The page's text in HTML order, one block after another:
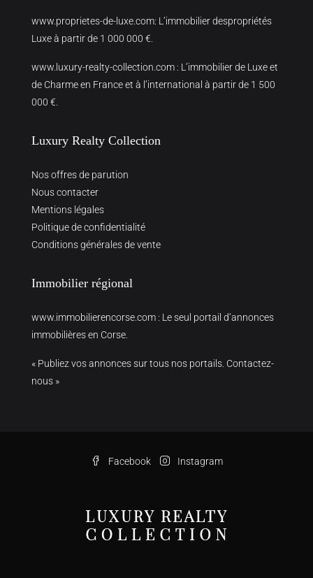
www.proprietes-de-luxe.com: L’immobilier despropriétés
Luxe à partir de 1 000 000 €.
www.luxury-realty-collection.com : L’immobilier de Luxe et
de Charme en France et à l’international à partir de 1 500
000 €.
Luxury Realty Collection
Nos offres de parution
Nous contacter
Mentions légales
Politique de confidentialité
Conditions générales de vente
Immobilier régional
www.immobilierencorse.com : Le seul portail d’annonces
immobilières en Corse.
« Publiez vos annonces sur tous nos portails. Contactez-
nous »
Facebook Instagram